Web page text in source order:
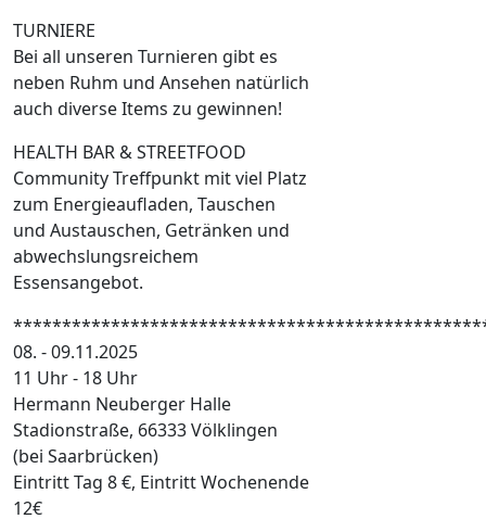
TURNIERE
Bei all unseren Turnieren gibt es
neben Ruhm und Ansehen natürlich
auch diverse Items zu gewinnen!
HEALTH BAR & STREETFOOD
Community Treffpunkt mit viel Platz
zum Energieaufladen, Tauschen
und Austauschen, Getränken und
abwechslungsreichem
Essensangebot.
08. - 09.11.2025
11 Uhr - 18 Uhr
Hermann Neuberger Halle
Stadionstraße, 66333 Völklingen
(bei Saarbrücken)
Eintritt Tag 8 €, Eintritt Wochenende
12€